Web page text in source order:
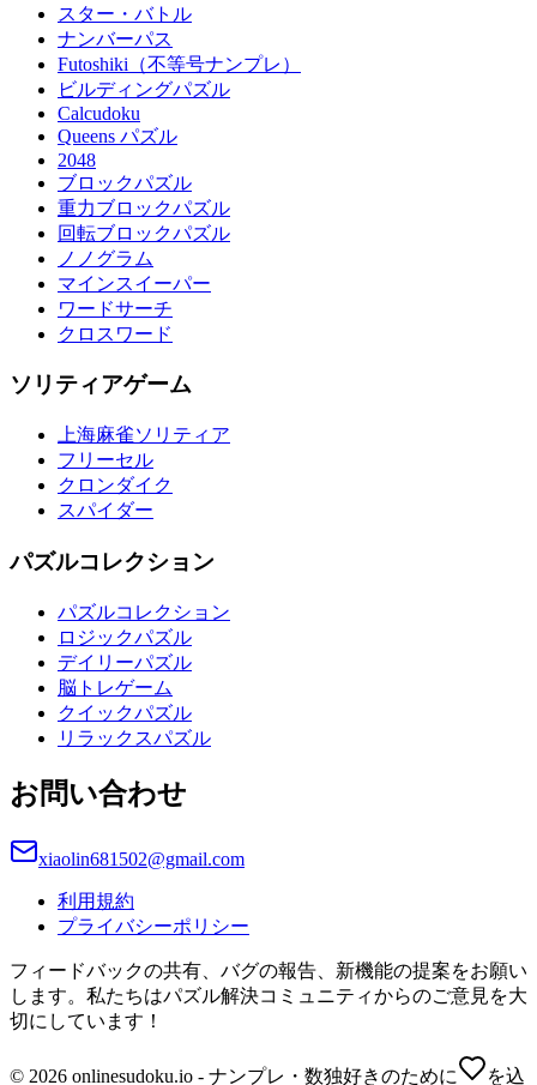
スター・バトル
ナンバーパス
Futoshiki（不等号ナンプレ）
ビルディングパズル
Calcudoku
Queens パズル
2048
ブロックパズル
重力ブロックパズル
回転ブロックパズル
ノノグラム
マインスイーパー
ワードサーチ
クロスワード
ソリティアゲーム
上海麻雀ソリティア
フリーセル
クロンダイク
スパイダー
パズルコレクション
パズルコレクション
ロジックパズル
デイリーパズル
脳トレゲーム
クイックパズル
リラックスパズル
お問い合わせ
xiaolin681502@gmail.com
利用規約
プライバシーポリシー
フィードバックの共有、バグの報告、新機能の提案をお願い
します。私たちはパズル解決コミュニティからのご意見を大
切にしています！
© 2026 onlinesudoku.io - ナンプレ・数独好きのために を込